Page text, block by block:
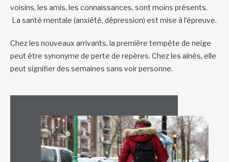
voisins, les amis, les connaissances, sont moins présents.
La santé mentale (anxiété, dépression) est mise à l’épreuve.
Chez les nouveaux arrivants, la première tempête de neige
peut être synonyme de perte de repères. Chez les aînés, elle
peut signifier des semaines sans voir personne.